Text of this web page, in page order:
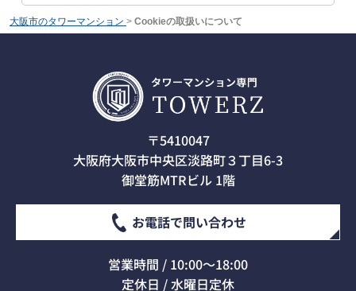
大阪市のタワーマンション > Cookieの取扱いについて
〒5410047
大阪府大阪市中央区淡路町３丁目6-3
御堂筋MTRビル 1階
お電話で問い合わせ
営業時間 / 10:00～18:00
定休日 / 水曜日定休